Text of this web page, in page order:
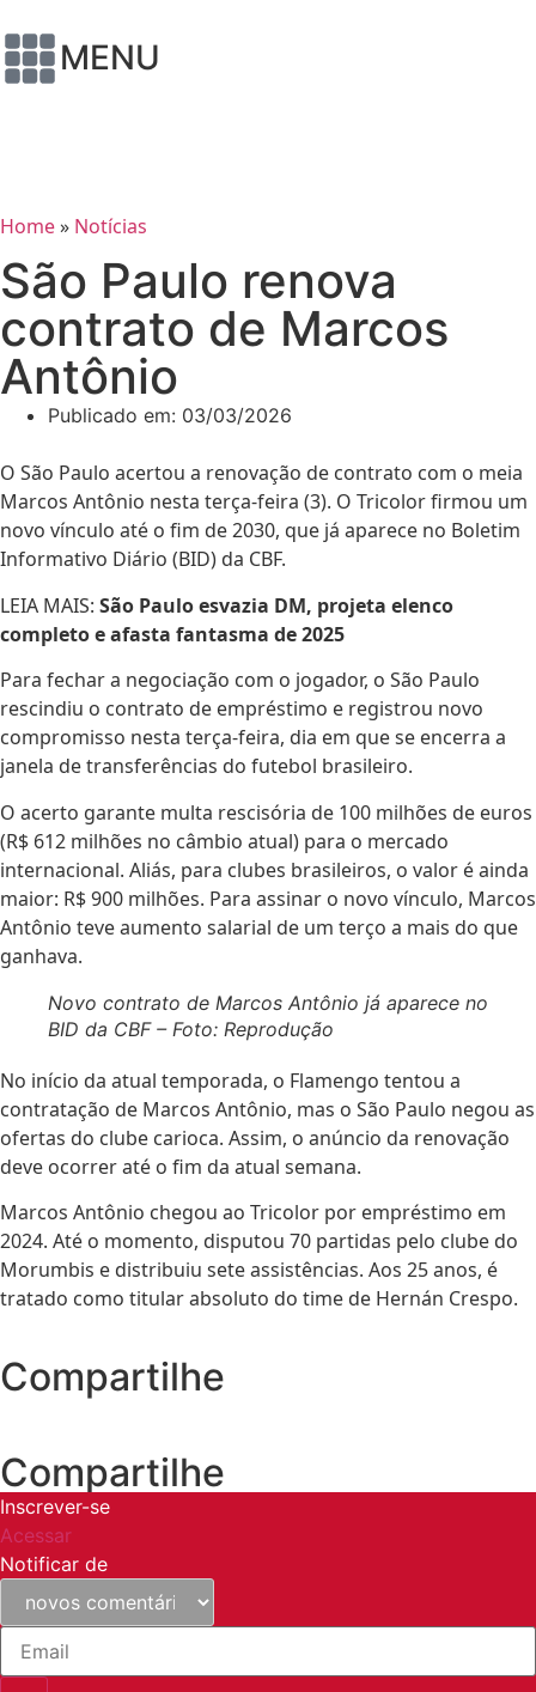
MENU
Home» Notícias
São Paulo renova
contrato de Marcos
Antônio
Publicado em: 03/03/2026
O São Paulo acertou a renovação de contrato com o meia
Marcos Antônio nesta terça-feira (3). O Tricolor firmou um
novo vínculo até o fim de 2030, que já aparece no Boletim
Informativo Diário (BID) da CBF.
LEIA MAIS: São Paulo esvazia DM, projeta elenco
completo e afasta fantasma de 2025
Para fechar a negociação com o jogador, o São Paulo
rescindiu o contrato de empréstimo e registrou novo
compromisso nesta terça-feira, dia em que se encerra a
janela de transferências do futebol brasileiro.
O acerto garante multa rescisória de 100 milhões de euros
(R$ 612 milhões no câmbio atual) para o mercado
internacional. Aliás, para clubes brasileiros, o valor é ainda
maior: R$ 900 milhões. Para assinar o novo vínculo, Marcos
Antônio teve aumento salarial de um terço a mais do que
ganhava.
Novo contrato de Marcos Antônio já aparece no
BID da CBF – Foto: Reprodução
No início da atual temporada, o Flamengo tentou a
contratação de Marcos Antônio, mas o São Paulo negou as
ofertas do clube carioca. Assim, o anúncio da renovação
deve ocorrer até o fim da atual semana.
Marcos Antônio chegou ao Tricolor por empréstimo em
2024. Até o momento, disputou 70 partidas pelo clube do
Morumbis e distribuiu sete assistências. Aos 25 anos, é
tratado como titular absoluto do time de Hernán Crespo.
Compartilhe
Compartilhe
Inscrever-se
Acessar
Notificar de